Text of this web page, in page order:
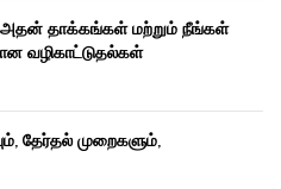
தாக்கங்கள் மற்றும் நீங்கள்
வழிகாட்டுதல்கள்
தேர்தல் முறைகளும்,